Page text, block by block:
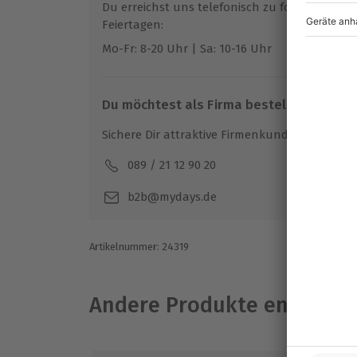
stattfindet.
Gutschein gültig für 1 Person
Du erreichst uns telefonisch zu folgenden
Feiertagen:
Mo-Fr: 8-20 Uhr | Sa: 10-16 Uhr
Du möchtest als Firma bestellen?
Sichere Dir attraktive Firmenkunden Vorteile.
089 / 21 12 90 20
b2b@mydays.de
Artikelnummer: 24319
Andere Produkte entdecken